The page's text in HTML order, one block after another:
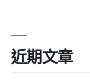
近期文章